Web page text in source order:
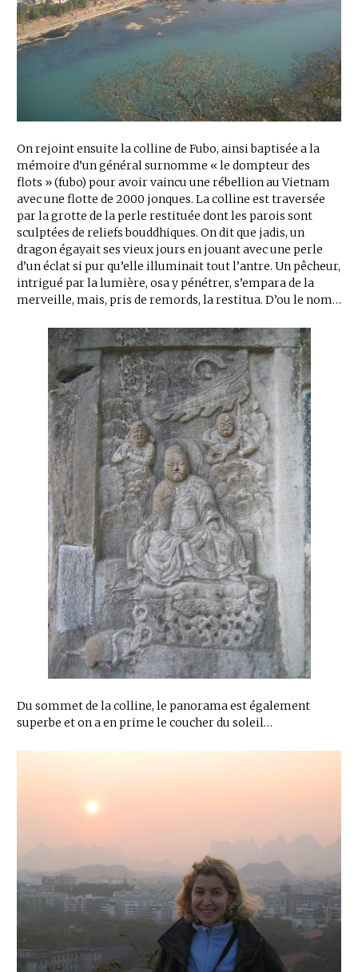
On rejoint ensuite la colline de Fubo, ainsi baptisée a la
mémoire d’un général surnomme « le dompteur des
flots » (fubo) pour avoir vaincu une rébellion au Vietnam
avec une flotte de 2000 jonques. La colline est traversée
par la grotte de la perle restituée dont les parois sont
sculptées de reliefs bouddhiques. On dit que jadis, un
dragon égayait ses vieux jours en jouant avec une perle
d’un éclat si pur qu’elle illuminait tout l’antre. Un pêcheur,
intrigué par la lumière, osa y pénétrer, s’empara de la
merveille, mais, pris de remords, la restitua. D’ou le nom…
Du sommet de la colline, le panorama est également
superbe et on a en prime le coucher du soleil…